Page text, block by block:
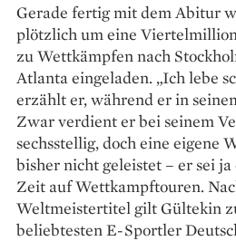
Gerade fertig mit dem Abitur
plötzlich um eine
zu Wettkämpfen nach
Atlanta eingeladen. „Ich lebe
erzählt er, während er in
Zwar verdient er bei seinem
sechsstellig, doch eine eigene
bisher nicht geleistet – er sei
Zeit auf Wettkampftouren.
Weltmeistertitel gilt Gültekin
beliebtesten E-Sportler